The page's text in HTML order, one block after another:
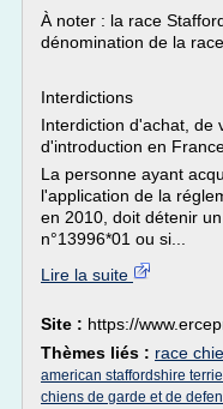
À noter : la race
dénomination de la
Interdictions
Interdiction d'achat, de
d'introduction en
La personne ayant
l'application de la
en 2010, doit détenir
n°13996*01 ou si...
Lire la suite
Site : https://
Thèmes liés : race
american staffordshire
chiens de garde et de